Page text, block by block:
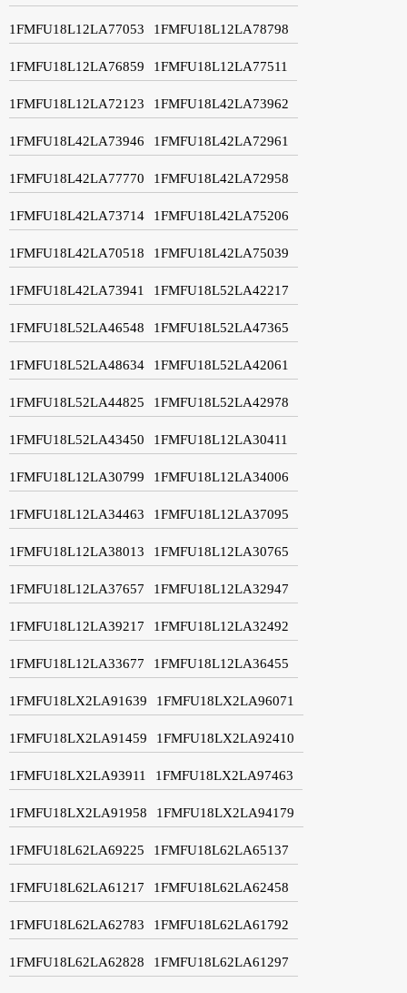
1FMFU18L12LA77053 1FMFU18L12LA78798
1FMFU18L12LA76859 1FMFU18L12LA77511
1FMFU18L12LA72123 1FMFU18L42LA73962
1FMFU18L42LA73946 1FMFU18L42LA72961
1FMFU18L42LA77770 1FMFU18L42LA72958
1FMFU18L42LA73714 1FMFU18L42LA75206
1FMFU18L42LA70518 1FMFU18L42LA75039
1FMFU18L42LA73941 1FMFU18L52LA42217
1FMFU18L52LA46548 1FMFU18L52LA47365
1FMFU18L52LA48634 1FMFU18L52LA42061
1FMFU18L52LA44825 1FMFU18L52LA42978
1FMFU18L52LA43450 1FMFU18L12LA30411
1FMFU18L12LA30799 1FMFU18L12LA34006
1FMFU18L12LA34463 1FMFU18L12LA37095
1FMFU18L12LA38013 1FMFU18L12LA30765
1FMFU18L12LA37657 1FMFU18L12LA32947
1FMFU18L12LA39217 1FMFU18L12LA32492
1FMFU18L12LA33677 1FMFU18L12LA36455
1FMFU18LX2LA91639 1FMFU18LX2LA96071
1FMFU18LX2LA91459 1FMFU18LX2LA92410
1FMFU18LX2LA93911 1FMFU18LX2LA97463
1FMFU18LX2LA91958 1FMFU18LX2LA94179
1FMFU18L62LA69225 1FMFU18L62LA65137
1FMFU18L62LA61217 1FMFU18L62LA62458
1FMFU18L62LA62783 1FMFU18L62LA61792
1FMFU18L62LA62828 1FMFU18L62LA61297